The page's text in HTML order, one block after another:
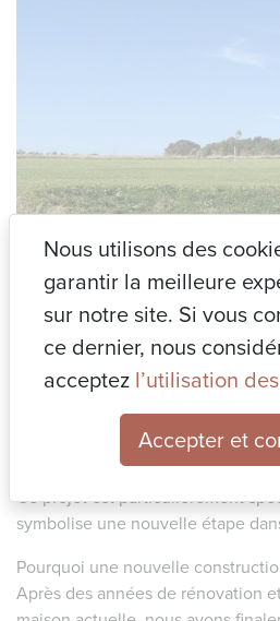
Ce projet est particulièrement
symbolise une nouvelle étape
Pourquoi une nouvelle
Après des années de rénovation
Nous utilisons des
garantir la meilleure
sur notre site. Si vous
ce dernier, nous
acceptez l’utilisation
Accepter et